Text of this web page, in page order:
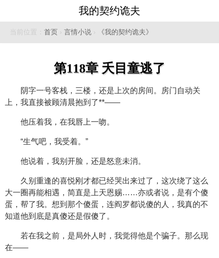
我的契约诡夫
当前位置： 首页 › 言情小说 › 《我的契约诡夫》
第118章 夭目童逃了
阴字一号客栈，三楼，还是上次的房间。房门自动关
上，我直接被顾清晨抱到了**——
他压着我，在我唇上一吻。
“生气吧，我受着。”
他说着，我别开脸，还是怒意未消。
久别重逢的喜悦刚才都已经哭出来过了，这次绕了这么
大一圈再能相遇，简直是上天恩赐……亦或者说，是有个傻
蛋，帮了我。想到那个傻蛋，连阎罗都说傻的人，我真的不
知道他到底是真傻还是假傻了。
若在我之前，是局外人时，我觉得他是个骗子。那么现
在——